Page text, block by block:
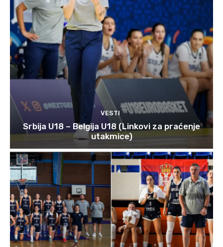
VESTI
Srbija U18 – Belgija U18 (Linkovi za praćenje
utakmice)